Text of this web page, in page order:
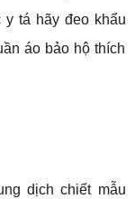
tá hãy đeo khẩu
áo bảo hộ thích
dịch chiết mẫu